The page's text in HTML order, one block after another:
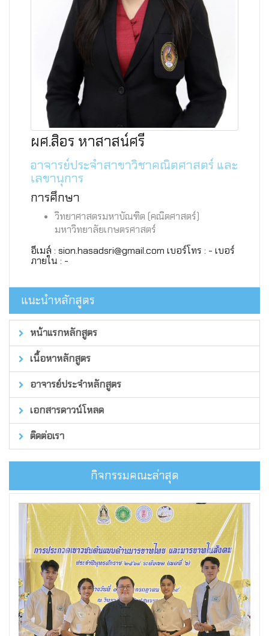
ผศ.สิอร หาสาสน์ศรี
อาจารย์ประจำสาขาวิชาคณิตศาสตร์ และ
เลขานุการ
การศึกษา
วิทยาศาสตรมหาบัณฑิต (คณิตศาสตร์)
มหาวิทยาลัยเกษตรศาสตร์
อีเมล์ : sion.hasadsri@gmail.com เบอร์โทร : - เบอร์
ภายใน : -
แนะนำหลักสูตร
หน้าแรกหลักสูตร
เนื้อหาหลักสูตร
อาจารย์ประจำหลักสูตร
เอกสารดาวน์โหลด
ติดต่อเรา
กิจกรรมคณะล่าสุด